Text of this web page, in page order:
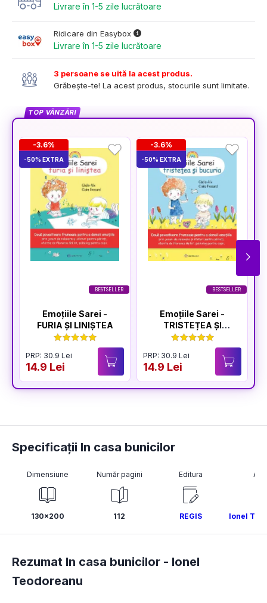
Livrare în 1-5 zile lucrătoare
Ridicare din Easybox
Livrare în 1-5 zile lucrătoare
3 persoane se uită la acest produs.
Grăbește-te! La acest produs, stocurile sunt limitate.
TOP VÂNZĂRI
BESTSELLER
-3.6%
-50% EXTRA
Emoțiile Sarei -
FURIA ȘI LINIȘTEA
PRP: 30.9 Lei
14.9 Lei
BESTSELLER
-3.6%
-50% EXTRA
Emoțiile Sarei -
TRISTEȚEA ȘI
BUCURIA
PRP: 30.9 Lei
14.9 Lei
Specificații In casa bunicilor
Dimensiune
130x200
Număr pagini
112
Editura
REGIS Ionel
Rezumat In casa bunicilor - Ionel
Teodoreanu